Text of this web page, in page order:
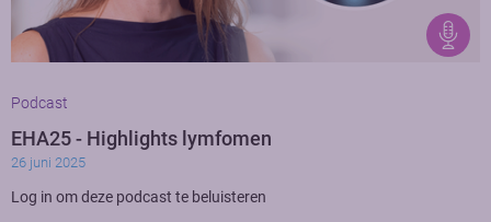
Podcast
EHA25 - Highlights lymfomen
26 juni 2025
Log in om deze podcast te beluisteren